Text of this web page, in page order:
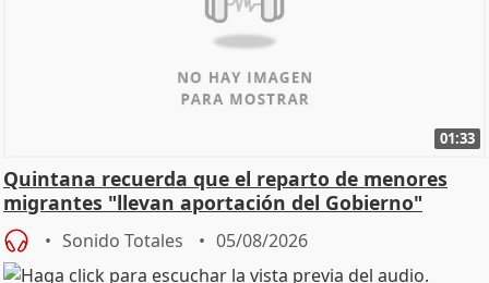
01:33
Quintana recuerda que el reparto de menores
migrantes "llevan aportación del Gobierno"
central
Sonido Totales 05/08/2026